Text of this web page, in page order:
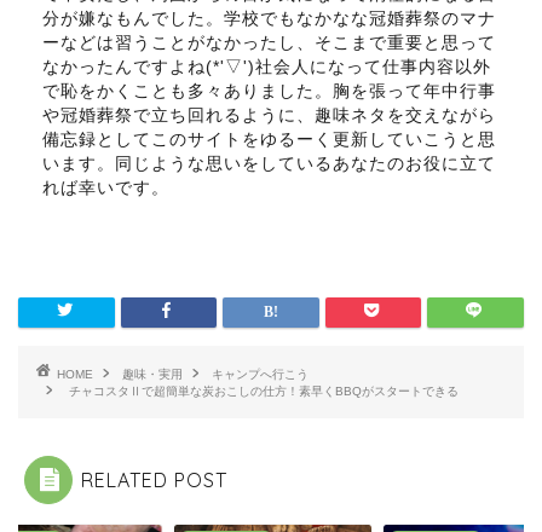
分が嫌なもんでした。学校でもなかなな冠婚葬祭のマナ
ーなどは習うことがなかったし、そこまで重要と思って
なかったんですよね(*'▽')社会人になって仕事内容以外
で恥をかくことも多々ありました。胸を張って年中行事
や冠婚葬祭で立ち回れるように、趣味ネタを交えながら
備忘録としてこのサイトをゆるーく更新していこうと思
います。同じような思いをしているあなたのお役に立て
れば幸いです。
HOME 趣味・実用
キャンプへ行こう
チャコスタⅡで超簡単な炭おこしの仕方！素早くBBQがスタートできる
RELATED POST